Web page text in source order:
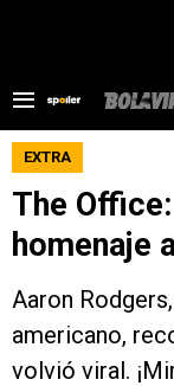
EXTRA
The
homenaje
Aaron
americano,
volvió viral.